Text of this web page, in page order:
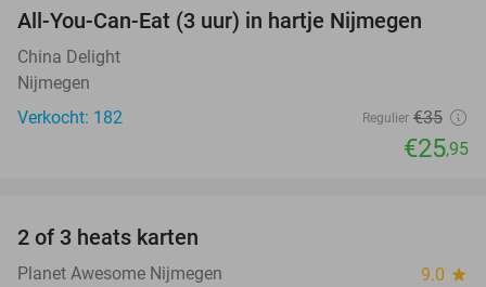
26%
All-You-Can-Eat (3 uur) in hartje Nijmegen
China Delight
Nijmegen
Verkocht: 182
Regulier €35
€25,95
2 of 3 heats karten
Planet Awesome Nijmegen 9.0 star